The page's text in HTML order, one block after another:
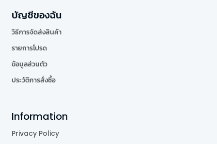
บัญชีของฉัน
วิธีการจัดส่งสินค้า
รายการโปรด
ข้อมูลส่วนตัว
ประวัติการสั่งซื้อ
Information
Privacy Policy